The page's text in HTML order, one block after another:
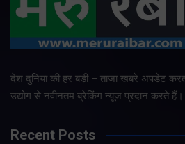
देश दुनिया की हर बड़ी – ताजा खबरे अपडेट
उद्योग से नवीनतम ब्रेकिंग न्यूज प्रदान करते हैं।
Recent Posts